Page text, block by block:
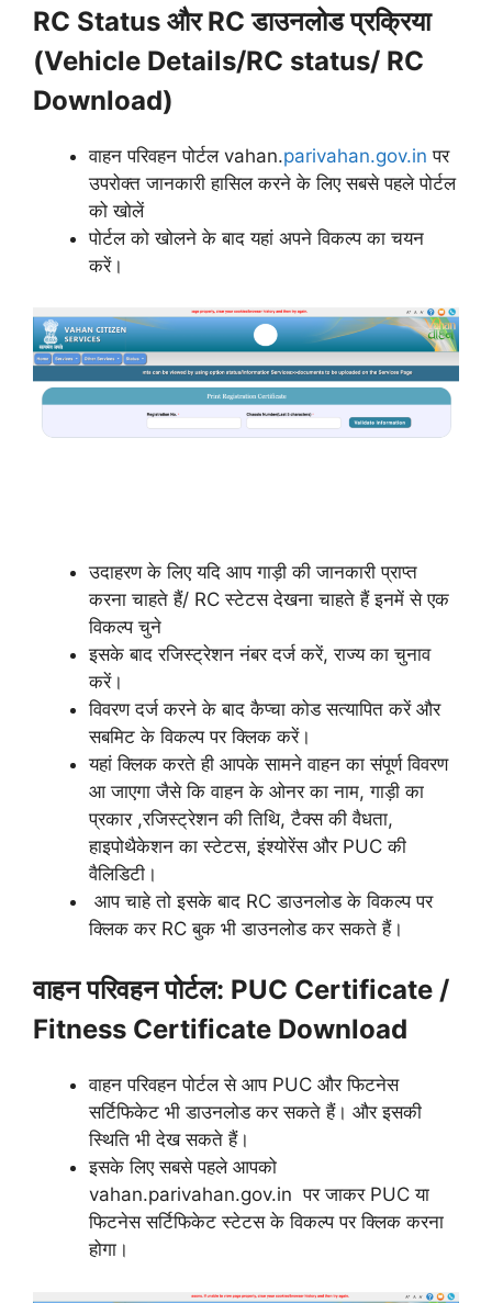
RC Status और RC डाउनलोड प्रक्रिया
(Vehicle Details/RC status/ RC
Download)
वाहन परिवहन पोर्टल vahan.parivahan.gov.in पर
उपरोक्त जानकारी हासिल करने के लिए सबसे पहले पोर्टल
को खोलें
पोर्टल को खोलने के बाद यहां अपने विकल्प का चयन
करें।
उदाहरण के लिए यदि आप गाड़ी की जानकारी प्राप्त
करना चाहते हैं/ RC स्टेटस देखना चाहते हैं इनमें से एक
विकल्प चुने
इसके बाद रजिस्ट्रेशन नंबर दर्ज करें, राज्य का चुनाव
करें।
विवरण दर्ज करने के बाद कैप्चा कोड सत्यापित करें और
सबमिट के विकल्प पर क्लिक करें।
यहां क्लिक करते ही आपके सामने वाहन का संपूर्ण विवरण
आ जाएगा जैसे कि वाहन के ओनर का नाम, गाड़ी का
प्रकार ,रजिस्ट्रेशन की तिथि, टैक्स की वैधता,
हाइपोथैकेशन का स्टेटस, इंश्योरेंस और PUC की
वैलिडिटी।
आप चाहे तो इसके बाद RC डाउनलोड के विकल्प पर
क्लिक कर RC बुक भी डाउनलोड कर सकते हैं।
वाहन परिवहन पोर्टल: PUC Certificate /
Fitness Certificate Download
वाहन परिवहन पोर्टल से आप PUC और फिटनेस
सर्टिफिकेट भी डाउनलोड कर सकते हैं। और इसकी
स्थिति भी देख सकते हैं।
इसके लिए सबसे पहले आपको
vahan.parivahan.gov.in पर जाकर PUC या
फिटनेस सर्टिफिकेट स्टेटस के विकल्प पर क्लिक करना
होगा।